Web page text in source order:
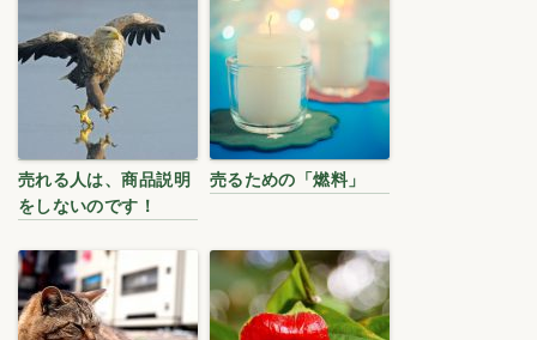
売れる人は、商品説明
をしないのです！
売るための「燃料」